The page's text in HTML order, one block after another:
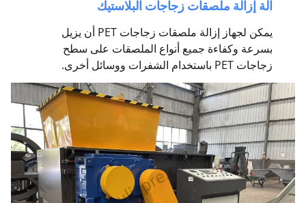
آلة إزالة ملصقات زجاجات البلاستيك
يمكن لجهاز إزالة ملصقات زجاجات PET أن يزيل
بسرعة وكفاءة جميع أنواع الملصقات على سطح
زجاجات PET باستخدام الشفرات ووسائل أخرى.